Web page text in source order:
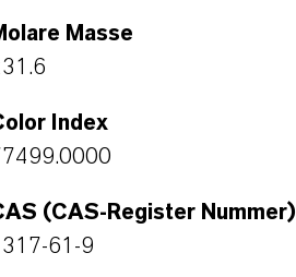
Masse
Index
(CAS-Register Nummer)
61-9